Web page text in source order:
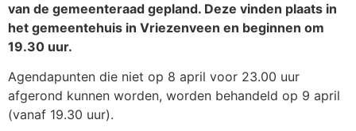
van de gemeenteraad gepland. Deze vinden plaats in
het gemeentehuis in Vriezenveen en beginnen om
19.30 uur.
Agendapunten die niet op 8 april voor 23.00 uur
afgerond kunnen worden, worden behandeld op 9 april
(vanaf 19.30 uur).